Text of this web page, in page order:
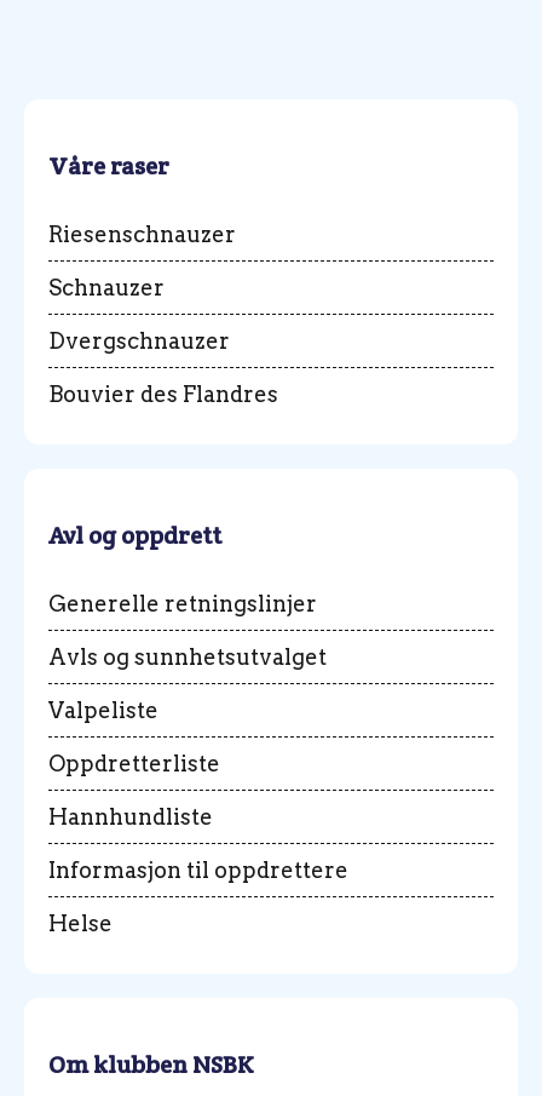
Våre raser
Riesenschnauzer
Schnauzer
Dvergschnauzer
Bouvier des Flandres
Avl og oppdrett
Generelle retningslinjer
Avls og sunnhetsutvalget
Valpeliste
Oppdretterliste
Hannhundliste
Informasjon til oppdrettere
Helse
Om klubben NSBK